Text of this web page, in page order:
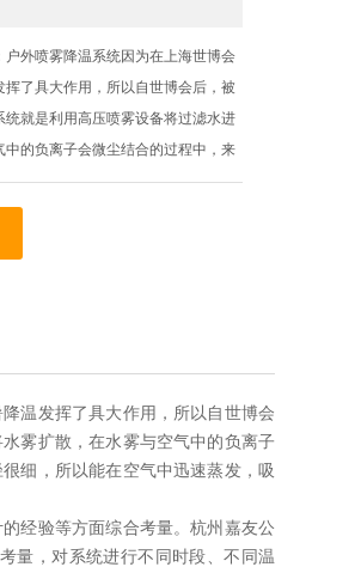
外喷雾降温系统因为在上海世博会
了具大作用，所以自世博会后，被
就是利用高压喷雾设备将过滤水进
的负离子会微尘结合的过程中，来
户外降温喷雾系统喷出的雾滴颗粒
温发挥了具大作用，所以自世博会
雾扩散，在水雾与空气中的负离子
细，所以能在空气中迅速蒸发，吸
经验等方面综合考量。杭州嘉友公
量，对系统进行不同时段、不同温